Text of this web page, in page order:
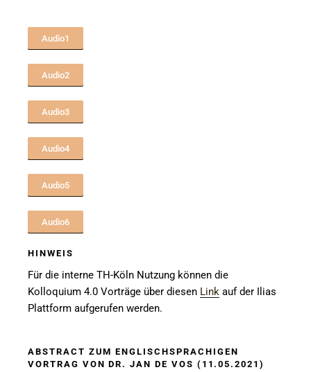
Audio1
Audio2
Audio3
Audio4
Audio5
Audio6
HINWEIS
Für die interne TH-Köln Nutzung können die
Kolloquium 4.0 Vorträge über diesen Link auf der Ilias
Plattform aufgerufen werden.
ABSTRACT ZUM ENGLISCHSPRACHIGEN
VORTRAG VON DR. JAN DE VOS (11.05.2021)